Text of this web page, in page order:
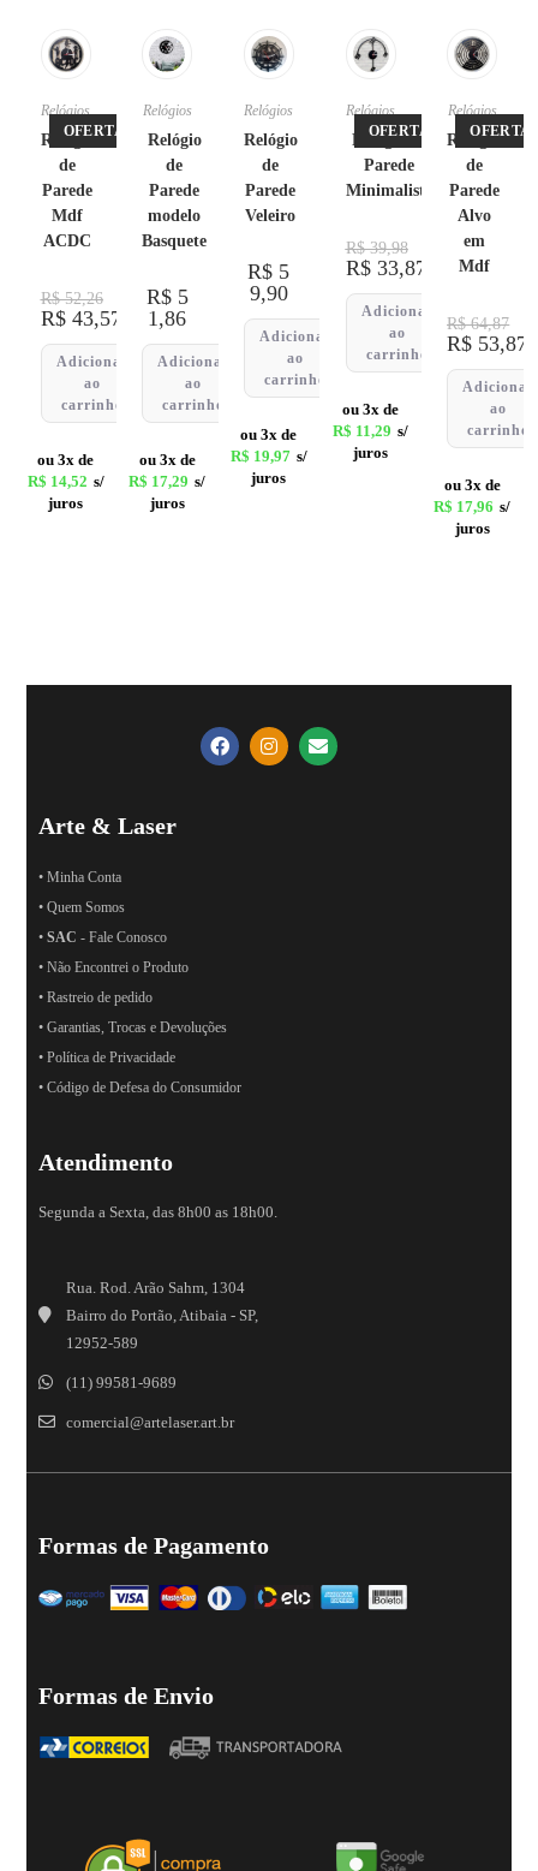
OFERTA!
Relógios
Relógio
de
Parede
Mdf
ACDC
R$52,26
R$43,57
Adicionar
ao
carrinho
ou 3x de
R$ 14,52 s/
juros
Relógios
Relógio
de
Parede
modelo
Basquete
R$5
1,86
Adicionar
ao
carrinho
ou 3x de
R$ 17,29 s/
juros
Relógios
Relógio
de
Parede
Veleiro
R$ 5
9,90
Adicionar
ao
carrinho
ou 3x de
R$ 19,97 s/
juros
OFERTA!
Relógios
Relógio de
Parede
Minimalista
R$39,98
R$33,87
Adicionar
ao
carrinho
ou 3x de
R$ 11,29 s/
juros
OFERTA!
Relógios
Relógio
de
Parede
Alvo
em
Mdf
R$64,87
R$ 53,87
Adicionar
ao
carrinho
ou 3x de
R$ 17,96 s/
juros
Arte & Laser
• Minha Conta
• Quem Somos
•SAC - Fale Conosco
• Não Encontrei o Produto
• Rastreio de pedido
• Garantias, Trocas e Devoluções
• Política de Privacidade
• Código de Defesa do Consumidor
Atendimento
Segunda a Sexta, das 8h00 as 18h00.
Rua. Rod. Arão Sahm, 1304
Bairro do Portão, Atibaia - SP,
12952-589
(11) 99581-9689
comercial@artelaser.art.br
Formas de Pagamento
Formas de Envio